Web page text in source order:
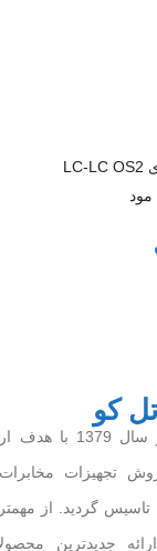
آداپتور فیبر نوری LC-LC OS2
کو
بازرگانی پاناتل کو در سال 1379
تجهیزات
گردید. از
جدیدترین